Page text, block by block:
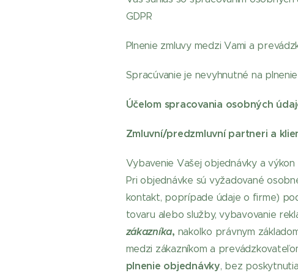
GDPR
Plnenie zmluvy medzi Vami a
Spracúvanie je nevyhnutné na
Účelom spracovania osobných
Zmluvní/predzmluvní partneri a
Vybavenie Vašej objednávky a
Pri objednávke sú vyžadované
kontakt, poprípade údaje o firme)
tovaru alebo služby, vybavovanie
zákazníka, nakoľko právnym
medzi zákazníkom a
plnenie objednávky, bez